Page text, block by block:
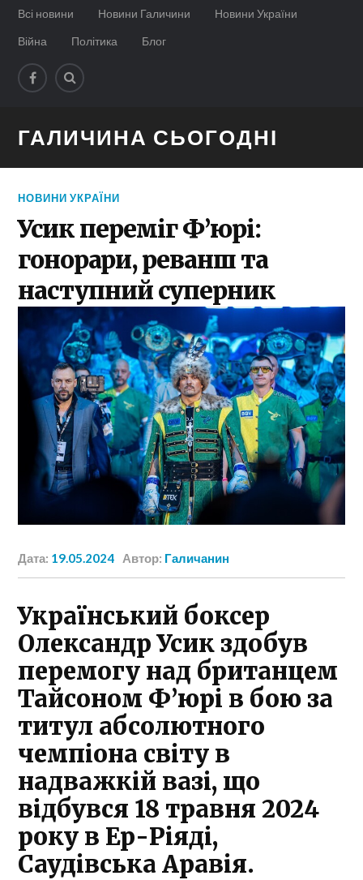
Всі новини Новини Галичини
Новини України
Війна
Політика Блог
ГАЛИЧИНА СЬОГОДНІ
НОВИНИ УКРАЇНИ
Усик переміг Ф’юрі:
гонорари, реванш та
наступний суперник
Дата: 19.05.2024 Автор: Галичанин
Український боксер
Олександр Усик здобув
перемогу над британцем
Тайсоном Ф’юрі в бою за
титул абсолютного
чемпіона світу в
надважкій вазі, що
відбувся 18 травня 2024
року в Ер-Ріяді,
Саудівська Аравія.